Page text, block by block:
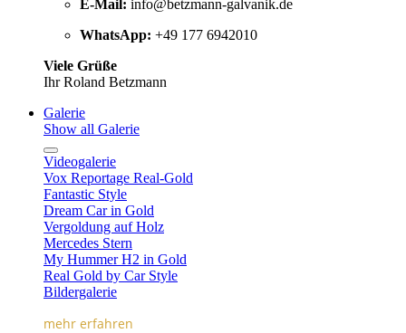
E-Mail: info@betzmann-galvanik.de
WhatsApp: +49 177 6942010
Viele Grüße
Ihr Roland Betzmann
Galerie
Show all Galerie
Videogalerie
Vox Reportage Real-Gold
Fantastic Style
Dream Car in Gold
Vergoldung auf Holz
Mercedes Stern
My Hummer H2 in Gold
Real Gold by Car Style
Bildergalerie
mehr erfahren